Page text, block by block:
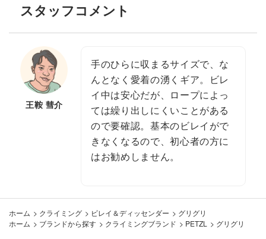
スタッフコメント
王鞍 彗介
手のひらに収まるサイズで、な
んとなく愛着の湧くギア。ビレ
イ中は安心だが、ロープによっ
ては繰り出しにくいことがある
ので要確認。基本のビレイがで
きなくなるので、初心者の方に
はお勧めしません。
ホーム > クライミング > ビレイ＆ディッセンダー > グリグリ
ホーム > ブランドから探す > クライミングブランド > PETZL > グリグリ